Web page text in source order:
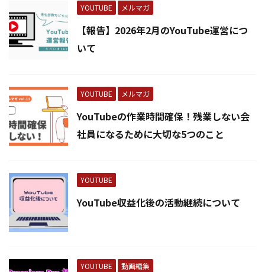
YOUTUBE メルマガ
【報告】2026年2月のYouTube運営につ
いて
YOUTUBE メルマガ
YouTubeの作業時間確保！残業しない会
社員になるために大切な5つのこと
YOUTUBE
YouTube収益化後の活動継続について
YOUTUBE 動画編集